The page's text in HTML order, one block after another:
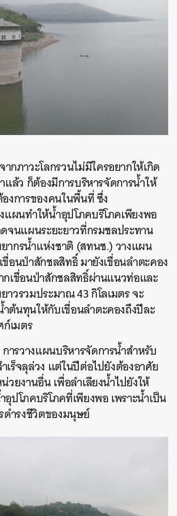
กภาวะโลกรวนไม่มีใครอยากให้เกิด
แล้ว ก็ต้องมีการบริหารจัดการน้ำให้
งการของคนในพื้นที่ ซึ่ง
แผนทำให้น้ำอุปโภคบริโภคเพียงพอ
จนแผนระยะยาวที่กรมชลประทาน
ากรน้ำแห่งชาติ (สทนช.) วางแผน
อนป่าสักชลสิทธิ์ มายังเขื่อนลำตะคอง
กเขื่อนป่าสักชลสิทธิ์ผ่านแนวท่อและ
วรวมประมาณ 43 กิโลเมตร จะ
ต้นทุนให้กับเขื่อนลำตะคองถึงปีละ
เมตร
ารวางแผนบริหารจัดการน้ำสำหรับ
เร็จลุล่วง แต่ในปีต่อไปยังต้องอาศัย
ยงานอื่น เพื่อลำเลียงน้ำไปยังให้
ปโภคบริโภคที่เพียงพอ เพราะน้ำเป็น
ำรงชีวิตของมนุษย์